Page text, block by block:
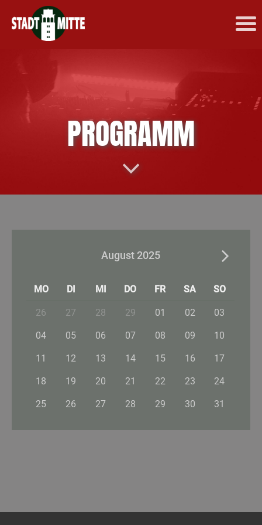
PROGRAMM
August 2025
MO DI MI DO FR SA SO
26 27 28 29 01 02 03
04 05 06 07 08 09 10
11 12 13 14 15 16 17
18 19 20 21 22 23 24
25 26 27 28 29 30 31